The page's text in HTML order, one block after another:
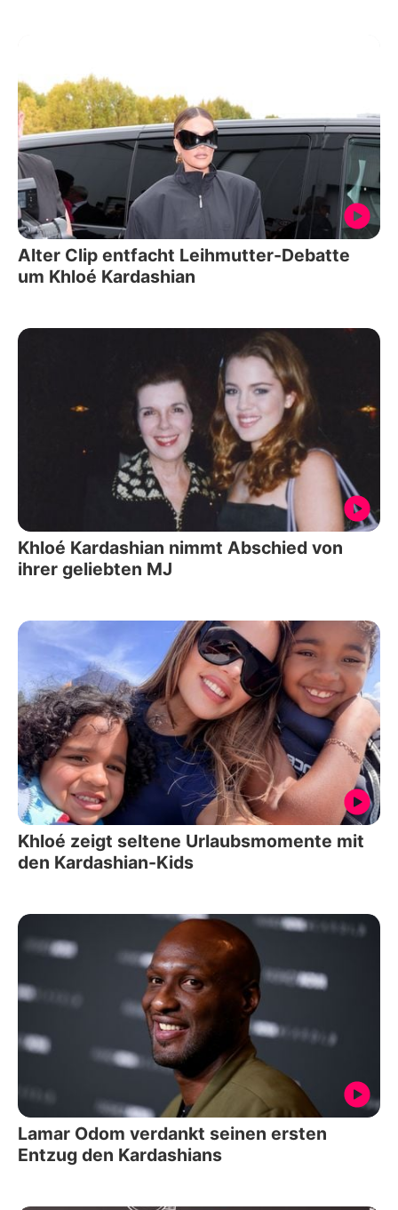
Alter Clip entfacht Leihmutter-Debatte
um Khloé Kardashian
Khloé Kardashian nimmt Abschied von
ihrer geliebten MJ
Khloé zeigt seltene Urlaubsmomente mit
den Kardashian-Kids
Lamar Odom verdankt seinen ersten
Entzug den Kardashians